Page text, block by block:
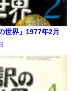
世界」1977年2月